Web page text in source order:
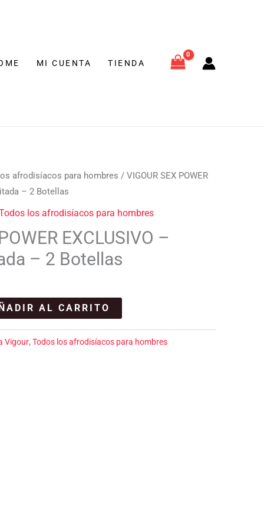
MI CUENTA TIENDA
afrodisíacos para hombres / VIGOUR SEX POWER
– 2 Botellas
los afrodisíacos para hombres
EXCLUSIVO –
– 2 Botellas
€.
AL CARRITO
Vigour,Todos los afrodisíacos para hombres